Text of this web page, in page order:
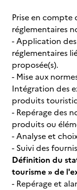
Prise en compte
réglementaires
- Application
réglementaires
proposée(s).
- Mise aux
Intégration des
produits
- Repérage des
produits ou
- Analyse et
- Suivi des
Définition du
tourisme » de
- Repérage et